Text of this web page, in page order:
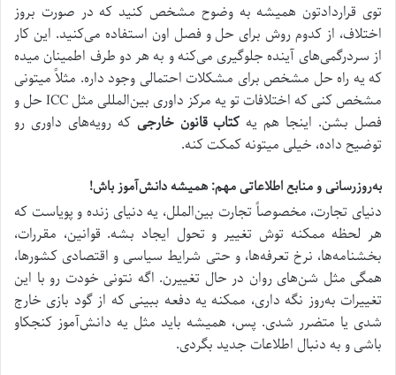
توی قراردادتون همیشه به وضوح مشخص کنید که در صورت بروز
اختلاف، از کدوم روش برای حل و فصل اون استفاده می‌کنید. این کار
از سردرگمی‌های آینده جلوگیری می‌کنه و به هر دو طرف اطمینان میده
که یه راه حل مشخص برای مشکلات احتمالی وجود داره. مثلاً میتونی
مشخص کنی که اختلافات تو یه مرکز داوری بین‌المللی مثل ICC حل و
فصل بشن. اینجا هم یه کتاب قانون خارجی که رویه‌های داوری رو
توضیح داده، خیلی میتونه کمکت کنه.
به‌روزرسانی و منابع اطلاعاتی مهم: همیشه دانش‌آموز باش!
دنیای تجارت، مخصوصاً تجارت بین‌الملل، یه دنیای زنده و پویاست که
هر لحظه ممکنه توش تغییر و تحول ایجاد بشه. قوانین، مقررات،
بخشنامه‌ها، نرخ تعرفه‌ها، و حتی شرایط سیاسی و اقتصادی کشورها،
همگی مثل شن‌های روان در حال تغییرن. اگه نتونی خودت رو با این
تغییرات به‌روز نگه داری، ممکنه یه دفعه ببینی که از گود بازی خارج
شدی یا متضرر شدی. پس، همیشه باید مثل یه دانش‌آموز کنجکاو
باشی و به دنبال اطلاعات جدید بگردی.